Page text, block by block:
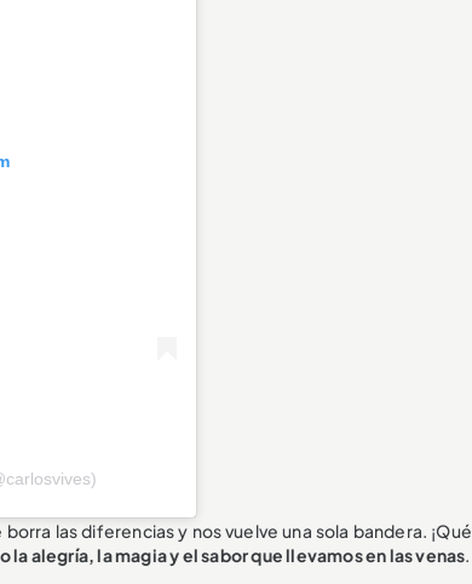
borra las diferencias y nos vuelve una sola bandera. ¡Qué
alegría, la magia y el sabor que llevamos en las venas.